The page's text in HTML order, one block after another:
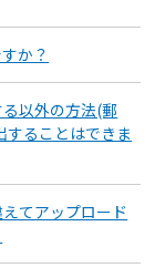
か？
以外の方法(郵
ることはできま
てアップロード